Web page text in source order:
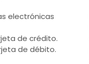
electrónicas
de crédito.
de débito.